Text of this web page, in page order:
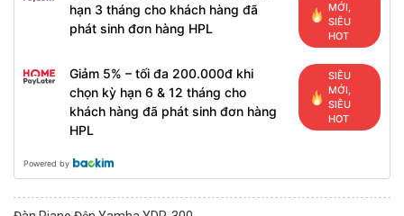
hạn 3 tháng cho khách hàng đã
phát sinh đơn hàng HPL
MỚI,
SIÊU
HOT
Giảm 5% – tối đa 200.000đ khi
chọn kỳ hạn 6 & 12 tháng cho
khách hàng đã phát sinh đơn hàng
HPL
SIÊU
MỚI,
SIÊU
HOT
Powered by